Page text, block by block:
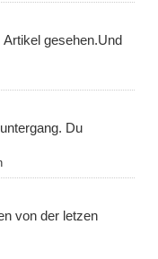
gesehen.Und
Du
von der letzen